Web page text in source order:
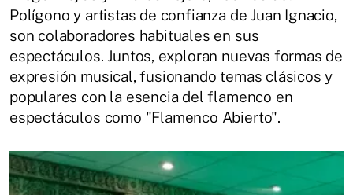
Polígono y artistas de confianza de Juan Ignacio,
son colaboradores habituales en sus
espectáculos. Juntos, exploran nuevas formas de
expresión musical, fusionando temas clásicos y
populares con la esencia del flamenco en
espectáculos como "Flamenco Abierto".